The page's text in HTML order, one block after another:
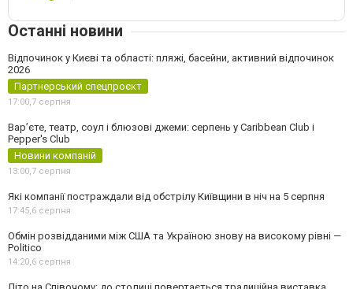
Останні новини
Відпочинок у Києві та області: пляжі, басейни, активний відпочинок
2026
Партнерський спецпроєкт
17:00,7 серпня
Вар’єте, театр, соул і блюзові джеми: серпень у Caribbean Club і
Pepper's Club
Новини компаній
13:00,7 серпня
Які компанії постраждали від обстрілу Київщини в ніч на 5 серпня
17:45,6 серпня
Обмін розвідданими між США та Україною знову на високому рівні —
Politico
14:20,6 серпня